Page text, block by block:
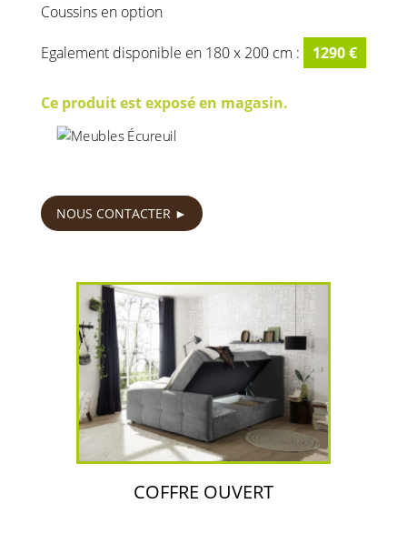
Coussins en option
Egalement disponible en 180 x 200 cm : 1290 €
Ce produit est exposé en magasin.
NOUS CONTACTER
COFFRE OUVERT